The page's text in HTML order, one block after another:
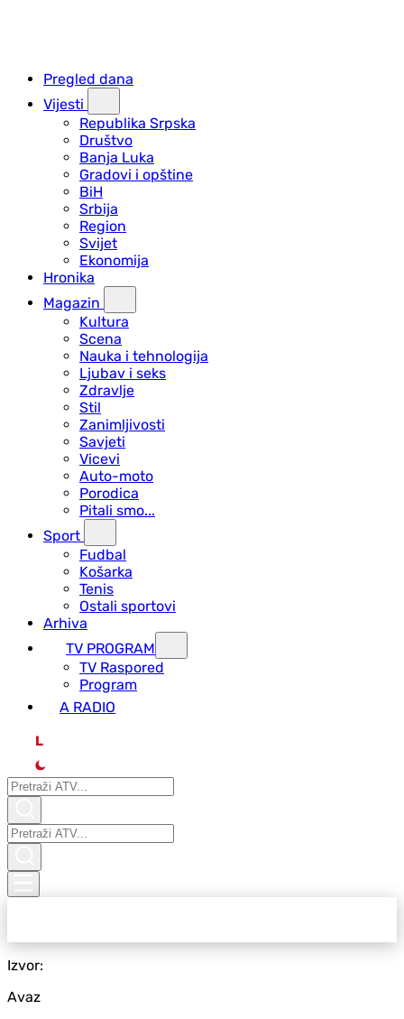
Pregled dana
Vijesti
Republika Srpska
Društvo
Banja Luka
Gradovi i opštine
BiH
Srbija
Region
Svijet
Ekonomija
Hronika
Magazin
Kultura
Scena
Nauka i tehnologija
Ljubav i seks
Zdravlje
Stil
Zanimljivosti
Savjeti
Vicevi
Auto-moto
Porodica
Pitali smo...
Sport
Fudbal
Košarka
Tenis
Ostali sportovi
Arhiva
TV PROGRAM
ТV Raspored
Program
A RADIO
L
Izvor:
Avaz